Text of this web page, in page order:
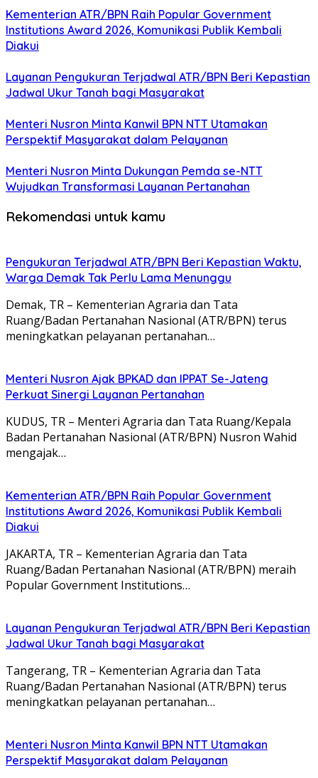
Kementerian ATR/BPN Raih Popular Government
Institutions Award 2026, Komunikasi Publik Kembali
Diakui
Layanan Pengukuran Terjadwal ATR/BPN Beri Kepastian
Jadwal Ukur Tanah bagi Masyarakat
Menteri Nusron Minta Kanwil BPN NTT Utamakan
Perspektif Masyarakat dalam Pelayanan
Menteri Nusron Minta Dukungan Pemda se-NTT
Wujudkan Transformasi Layanan Pertanahan
Rekomendasi untuk kamu
Pengukuran Terjadwal ATR/BPN Beri Kepastian Waktu,
Warga Demak Tak Perlu Lama Menunggu
Demak, TR – Kementerian Agraria dan Tata
Ruang/Badan Pertanahan Nasional (ATR/BPN) terus
meningkatkan pelayanan pertanahan…
Menteri Nusron Ajak BPKAD dan IPPAT Se-Jateng
Perkuat Sinergi Layanan Pertanahan
KUDUS, TR – Menteri Agraria dan Tata Ruang/Kepala
Badan Pertanahan Nasional (ATR/BPN) Nusron Wahid
mengajak…
Kementerian ATR/BPN Raih Popular Government
Institutions Award 2026, Komunikasi Publik Kembali
Diakui
JAKARTA, TR – Kementerian Agraria dan Tata
Ruang/Badan Pertanahan Nasional (ATR/BPN) meraih
Popular Government Institutions…
Layanan Pengukuran Terjadwal ATR/BPN Beri Kepastian
Jadwal Ukur Tanah bagi Masyarakat
Tangerang, TR – Kementerian Agraria dan Tata
Ruang/Badan Pertanahan Nasional (ATR/BPN) terus
meningkatkan pelayanan pertanahan…
Menteri Nusron Minta Kanwil BPN NTT Utamakan
Perspektif Masyarakat dalam Pelayanan